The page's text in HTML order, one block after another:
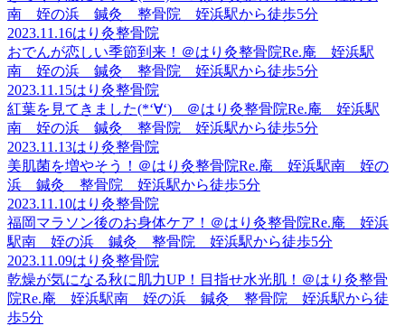
南 姪の浜 鍼灸 整骨院 姪浜駅から徒歩5分
2023.11.16はり灸整骨院
おでんが恋しい季節到来！＠はり灸整骨院Re.庵 姪浜駅
南 姪の浜 鍼灸 整骨院 姪浜駅から徒歩5分
2023.11.15はり灸整骨院
紅葉を見てきました(*‘∀‘) ＠はり灸整骨院Re.庵 姪浜駅
南 姪の浜 鍼灸 整骨院 姪浜駅から徒歩5分
2023.11.13はり灸整骨院
美肌菌を増やそう！＠はり灸整骨院Re.庵 姪浜駅南 姪の
浜 鍼灸 整骨院 姪浜駅から徒歩5分
2023.11.10はり灸整骨院
福岡マラソン後のお身体ケア！＠はり灸整骨院Re.庵 姪浜
駅南 姪の浜 鍼灸 整骨院 姪浜駅から徒歩5分
2023.11.09はり灸整骨院
乾燥が気になる秋に肌力UP！目指せ水光肌！＠はり灸整骨
院Re.庵 姪浜駅南 姪の浜 鍼灸 整骨院 姪浜駅から徒
歩5分